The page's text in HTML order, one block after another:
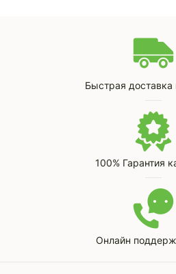
Быстрая доставка
100% Гарантия
Онлайн